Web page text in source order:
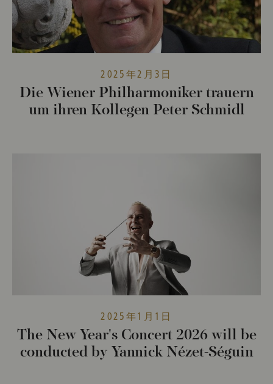
2025年2月3日
Die Wiener Philharmoniker trauern
um ihren Kollegen Peter Schmidl
2025年1月1日
The New Year's Concert 2026 will be
conducted by Yannick Nézet-Séguin